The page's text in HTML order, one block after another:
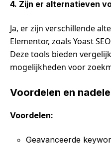
4. Zijn er alternatieven
Ja, er zijn verschillende
Elementor, zoals Yoast
Deze tools bieden
mogelijkheden voor
Voordelen en
Voordelen:
Geavanceerde